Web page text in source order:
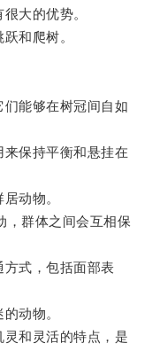
大的优势。
和爬树。
能够在树冠间自如
保持平衡和悬挂在
动物。
群体之间会互相保
式，包括面部表
动物。
和灵活的特点，是